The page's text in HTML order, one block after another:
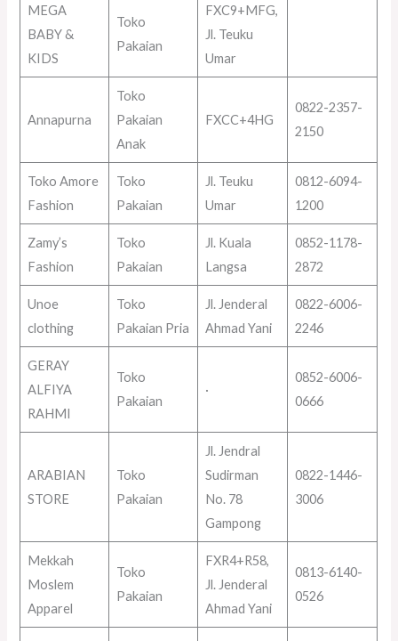
MEGA
BABY &
KIDS
Toko
Pakaian
FXC9+MFG,
Jl. Teuku
Umar
Annapurna
Toko
Pakaian
Anak
FXCC+4HG
0822-2357-
2150
Toko Amore
Fashion
Toko
Pakaian
Jl. Teuku
Umar
0812-6094-
1200
Zamy’s
Fashion
Toko
Pakaian
Jl. Kuala
Langsa
0852-1178-
2872
Unoe
clothing
Toko
Pakaian Pria
Jl. Jenderal
Ahmad Yani
0822-6006-
2246
GERAY
ALFIYA
RAHMI
Toko
Pakaian
·
0852-6006-
0666
ARABIAN
STORE
Toko
Pakaian
Jl. Jendral
Sudirman
No. 78
Gampong
0822-1446-
3006
Mekkah
Moslem
Apparel
Toko
Pakaian
FXR4+R58,
Jl. Jenderal
Ahmad Yani
0813-6140-
0526